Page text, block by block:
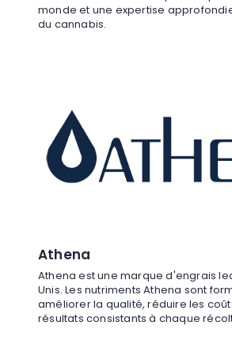
monde et une expertise
du cannabis.
Athena
Athena est une marque d'engrais
Unis. Les nutriments Athena sont
améliorer la qualité, réduire les
résultats consistants à chaque